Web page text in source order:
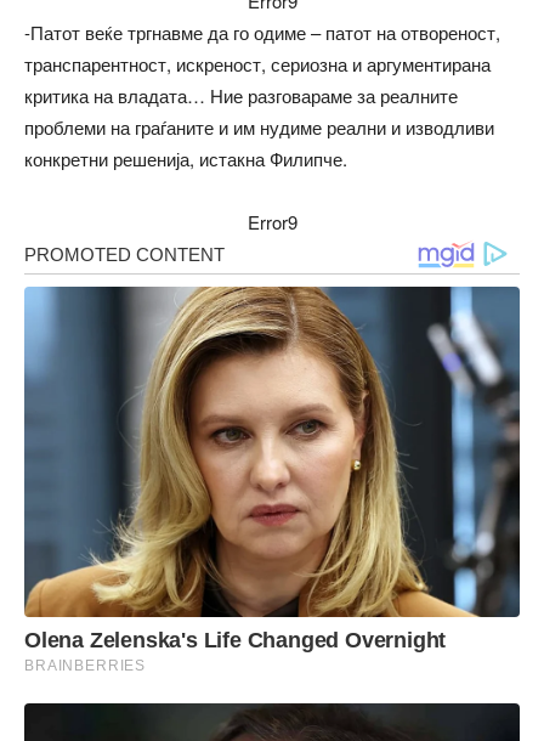
-Патот веќе тргнавме да го одиме – патот на отвореност,
транспарентност, искреност, сериозна и аргументирана
критика на владата… Ние разговараме за реалните
проблеми на граѓаните и им нудиме реални и изводливи
конкретни решенија, истакна Филипче.
Error9